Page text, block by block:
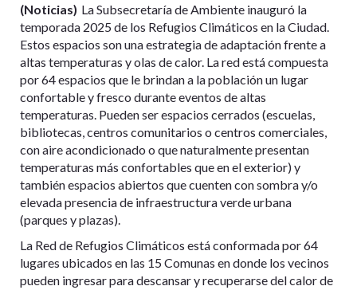
(Noticias) La Subsecretaría de Ambiente inauguró la
temporada 2025 de los Refugios Climáticos en la Ciudad.
Estos espacios son una estrategia de adaptación frente a
altas temperaturas y olas de calor. La red está compuesta
por 64 espacios que le brindan a la población un lugar
confortable y fresco durante eventos de altas
temperaturas. Pueden ser espacios cerrados (escuelas,
bibliotecas, centros comunitarios o centros comerciales,
con aire acondicionado o que naturalmente presentan
temperaturas más confortables que en el exterior) y
también espacios abiertos que cuenten con sombra y/o
elevada presencia de infraestructura verde urbana
(parques y plazas).
La Red de Refugios Climáticos está conformada por 64
lugares ubicados en las 15 Comunas en donde los vecinos
pueden ingresar para descansar y recuperarse del calor de